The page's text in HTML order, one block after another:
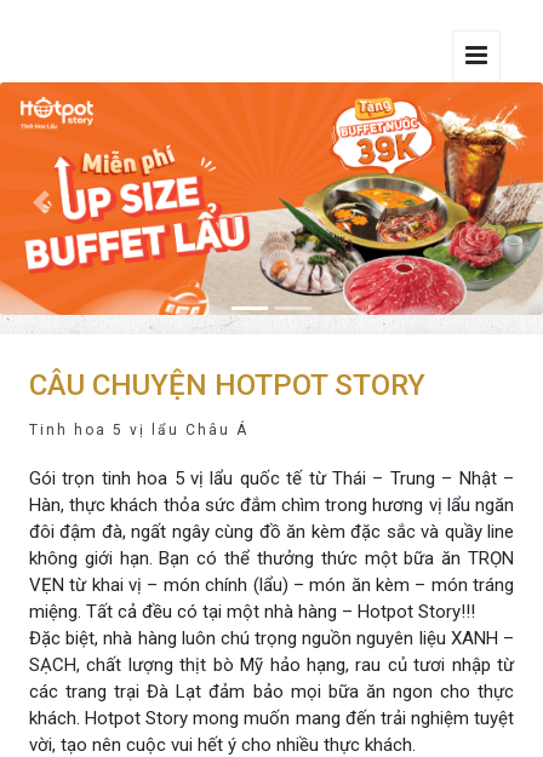
Previous Next
CÂU CHUYỆN HOTPOT STORY
Tinh hoa 5 vị lẩu Châu Á
Gói trọn tinh hoa 5 vị lẩu quốc tế từ Thái – Trung – Nhật –
Hàn, thực khách thỏa sức đắm chìm trong hương vị lẩu ngăn
đôi đậm đà, ngất ngây cùng đồ ăn kèm đặc sắc và quầy line
không giới hạn. Bạn có thể thưởng thức một bữa ăn TRỌN
VẸN từ khai vị – món chính (lẩu) – món ăn kèm – món tráng
miệng. Tất cả đều có tại một nhà hàng – Hotpot Story!!!
Đặc biệt, nhà hàng luôn chú trọng nguồn nguyên liệu XANH –
SẠCH, chất lượng thịt bò Mỹ hảo hạng, rau củ tươi nhập từ
các trang trại Đà Lạt đảm bảo mọi bữa ăn ngon cho thực
khách. Hotpot Story mong muốn mang đến trải nghiệm tuyệt
vời, tạo nên cuộc vui hết ý cho nhiều thực khách.